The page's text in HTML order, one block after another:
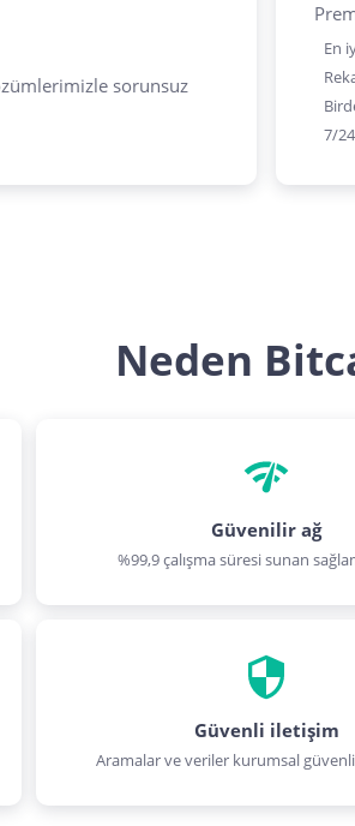
sorunsuz
En
7/
Neden
Güvenilir ağ
%99,9 çalışma süresi sunan
Güvenli iletişim
Aramalar ve veriler kurumsal